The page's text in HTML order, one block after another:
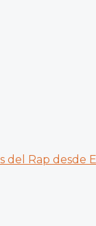
Rap desde